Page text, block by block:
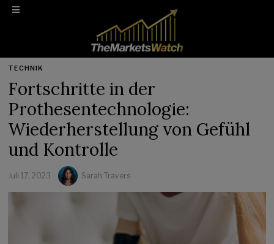
TECHNIK
Fortschritte in der
Prothesentechnologie:
Wiederherstellung von Gefühl
und Kontrolle
Juli 17, 2023 Sarah Travers